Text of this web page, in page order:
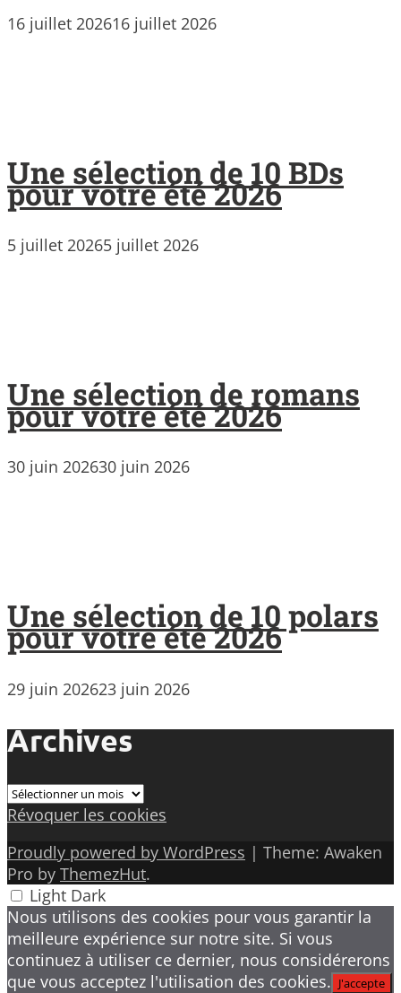
16 juillet 202616 juillet 2026
Une sélection de 10 BDs
pour votre été 2026
5 juillet 20265 juillet 2026
Une sélection de romans
pour votre été 2026
30 juin 202630 juin 2026
Une sélection de 10 polars
pour votre été 2026
29 juin 202623 juin 2026
Archives
Archives
Révoquer les cookies
Proudly powered by WordPress | Theme: Awaken
Pro by ThemezHut.
Light Dark
Nous utilisons des cookies pour vous garantir la
meilleure expérience sur notre site. Si vous
continuez à utiliser ce dernier, nous considérerons
que vous acceptez l'utilisation des cookies. J'accepte